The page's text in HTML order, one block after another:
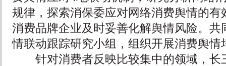
规律，探索消保委应对网络消费舆情的有
消费品牌企业及时妥善化解舆情风险。共
情联动跟踪研究小组，组织开展消费舆情
针对消费者反映比较集中的领域，长